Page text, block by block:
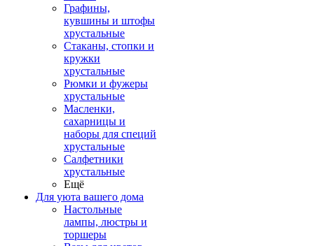
Графины,
кувшины и штофы
хрустальные
Стаканы, стопки и
кружки
хрустальные
Рюмки и фужеры
хрустальные
Масленки,
сахарницы и
наборы для специй
хрустальные
Салфетники
хрустальные
Ещё
Для уюта вашего дома
Настольные
лампы, люстры и
торшеры